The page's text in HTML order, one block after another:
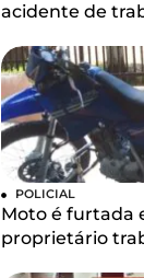
acidente de
POLICIAL
Moto é furtada
proprietário